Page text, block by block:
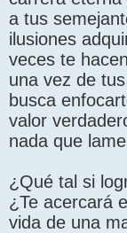
a tus
ilusiones
veces te
una vez de
busca
valor
nada que
¿Qué tal si
¿Te acercará
vida de una